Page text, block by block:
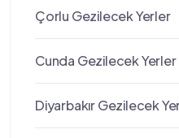
Çorlu Gezilecek Yerler
Cunda Gezilecek Yerler
Diyarbakır Gezilecek